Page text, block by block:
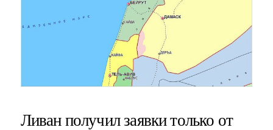
Ливан получил заявки только от